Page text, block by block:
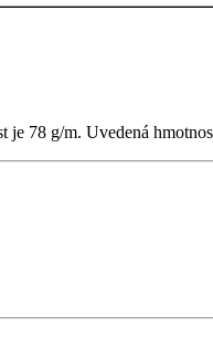
78 g/m. Uvedená